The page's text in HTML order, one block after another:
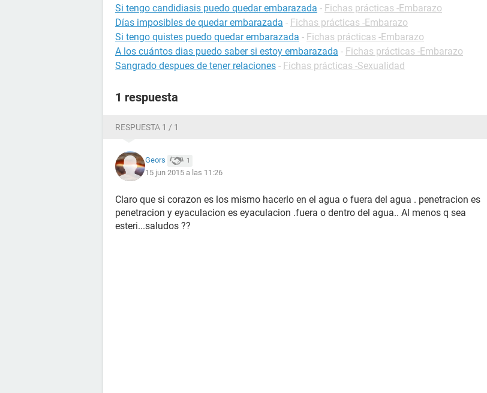
Si tengo candidiasis puedo quedar embarazada - Fichas prácticas -Embarazo
Días imposibles de quedar embarazada - Fichas prácticas -Embarazo
Si tengo quistes puedo quedar embarazada - Fichas prácticas -Embarazo
A los cuántos dias puedo saber si estoy embarazada - Fichas prácticas -Embarazo
Sangrado despues de tener relaciones - Fichas prácticas -Sexualidad
1 respuesta
RESPUESTA 1 / 1
Geors 1
15 jun 2015 a las 11:26
Claro que si corazon es los mismo hacerlo en el agua o fuera del agua . penetracion es
penetracion y eyaculacion es eyaculacion .fuera o dentro del agua.. Al menos q sea
esteri...saludos ??